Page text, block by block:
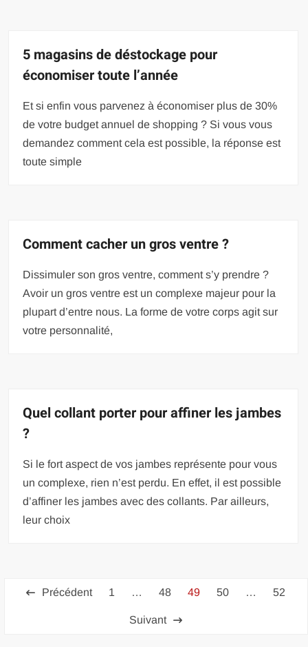
5 magasins de déstockage pour
économiser toute l’année
Et si enfin vous parvenez à économiser plus de 30%
de votre budget annuel de shopping ? Si vous vous
demandez comment cela est possible, la réponse est
toute simple
Comment cacher un gros ventre ?
Dissimuler son gros ventre, comment s’y prendre ?
Avoir un gros ventre est un complexe majeur pour la
plupart d’entre nous. La forme de votre corps agit sur
votre personnalité,
Quel collant porter pour affiner les jambes
?
Si le fort aspect de vos jambes représente pour vous
un complexe, rien n’est perdu. En effet, il est possible
d’affiner les jambes avec des collants. Par ailleurs,
leur choix
Pagination
Précédent 1 … 48 49 50 … 52
Suivant